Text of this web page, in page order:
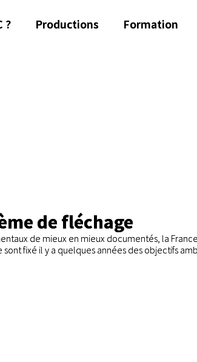
? Productions Formation
de fléchage
de mieux en mieux documentés, la
fixé il y a quelques années des objectifs